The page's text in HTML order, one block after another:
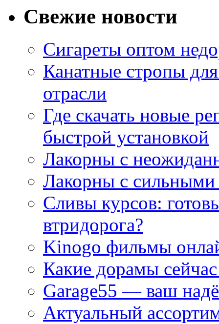
Свежие новости
Сигареты оптом
Канатные стропы
отрасли
Где скачать новые
быстрой установкой
Лакорны с
Лакорны с сильными
Сливы курсов:
втридорога?
Kinogo фильмы
Какие дорамы
Garage55 — ваш
Актуальный